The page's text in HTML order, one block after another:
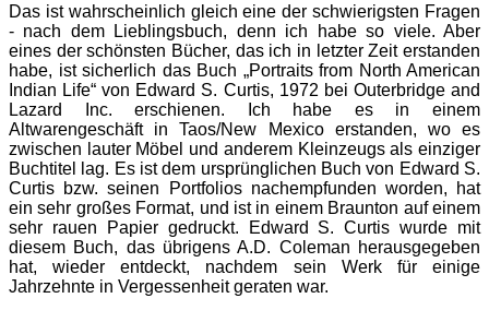
Das ist wahrscheinlich gleich eine der schwierigsten Fragen
- nach dem Lieblingsbuch, denn ich habe so viele. Aber
eines der schönsten Bücher, das ich in letzter Zeit erstanden
habe, ist sicherlich das Buch „Portraits from North American
Indian Life“ von Edward S. Curtis, 1972 bei Outerbridge and
Lazard Inc. erschienen. Ich habe es in einem
Altwarengeschäft in Taos/New Mexico erstanden, wo es
zwischen lauter Möbel und anderem Kleinzeugs als einziger
Buchtitel lag. Es ist dem ursprünglichen Buch von Edward S.
Curtis bzw. seinen Portfolios nachempfunden worden, hat
ein sehr großes Format, und ist in einem Braunton auf einem
sehr rauen Papier gedruckt. Edward S. Curtis wurde mit
diesem Buch, das übrigens A.D. Coleman herausgegeben
hat, wieder entdeckt, nachdem sein Werk für einige
Jahrzehnte in Vergessenheit geraten war.